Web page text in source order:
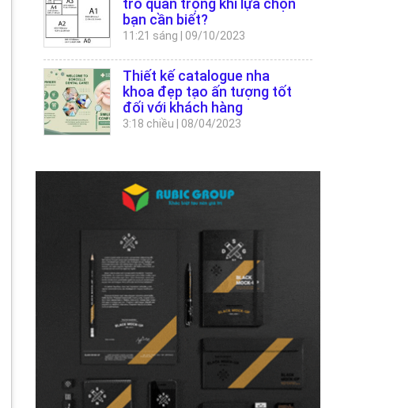
trò quan trọng khi lựa chọn
bạn cần biết?
11:21 sáng 09/10/2023
Thiết kế catalogue nha
khoa đẹp tạo ấn tượng tốt
đối với khách hàng
3:18 chiều 08/04/2023